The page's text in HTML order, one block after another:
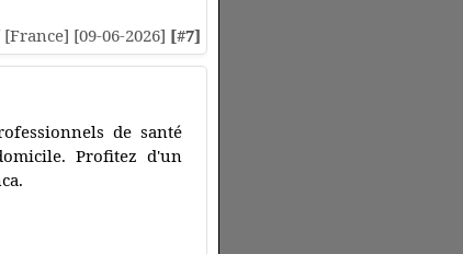
[France] [09-06-2026] [#7]
de santé
Profitez d'un